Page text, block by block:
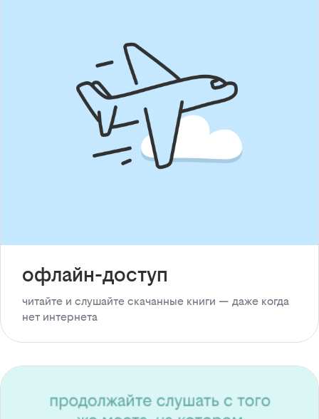
офлайн-доступ
читайте и слушайте скачанные книги — даже когда
нет интернета